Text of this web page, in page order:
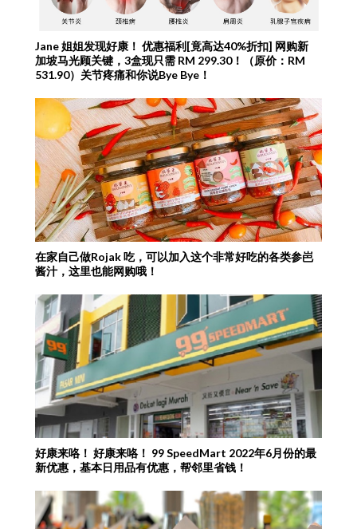
Jane 姐姐发现好康！ 优惠福利[竟高达40%折扣] 网购新
加坡马光顾关键，3盒现只需 RM 299.30！（原价：RM
531.90）关节疼痛和你说Bye Bye！
在家自己做Rojak 吃，可以加入这个非常好吃的各类参岜
酱汁，这里也能网购哦！
好康来咯！ 好康来咯！ 99 SpeedMart 2022年6月份的最
新优惠，基本日用品有优惠，帮邻里省钱！